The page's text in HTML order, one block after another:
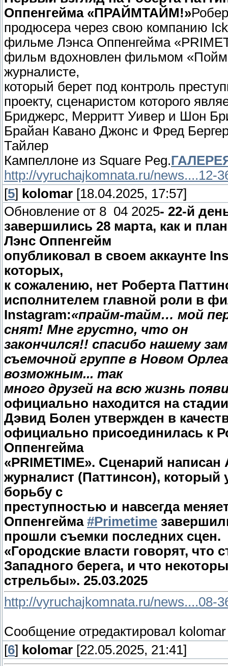
Оппенгейма «ПРАЙМТАЙМ!»
продюсера через свою компанию
фильме Лэнса Оппенгейма
фильм вдохновлен фильмом
журналисте,
который берет под контроль
проекту, сценаристом которого
Бриджерс, Мерритт Уивер и Шон
Брайан Кавано Джонс и Фред
Тайлер
Кампеллоне из Square Peg.
http://vyruchajkomnata.ru/news....12-
[5] kolomar [18.04.2025, 17:57]
Обновление от 8 04 2025- 22-й
завершились 28 марта, как и
Лэнс Оппенгейм
опубликовал в своем аккаунте
которых,
к сожалению, нет Роберта
исполнителем главной роли в
Instagram:«прайм-тайм… мой
снят! Мне грустно, что он
закончился!! спасибо нашему
съемочной группе в Новом
возможным... так
много друзей на всю жизнь
официально находится на
Дэвид Болен утвержден в
официально присоединилась к
Оппенгейма
«PRIMETIME». Сценарий
журналист (Паттинсон),
борьбу с
преступностью и навсегда
Оппенгейма #Primetime
прошли съемки последних сцен.
«Городские власти говорят, что
Западного берега, и что
стрельбы». 25.03.2025
http://vyruchajkomnata.ru/news....08-
Сообщение отредактировал kolomar
[6] kolomar [22.05.2025, 21:41]